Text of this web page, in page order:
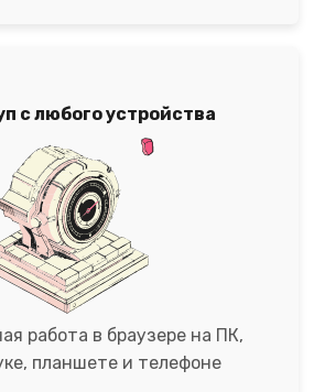
с любого устройства
работа в браузере на ПК,
планшете и телефоне